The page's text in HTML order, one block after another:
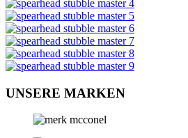
UNSERE MARKEN